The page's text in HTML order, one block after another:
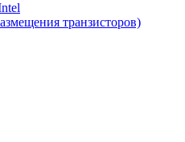
транзисторов)